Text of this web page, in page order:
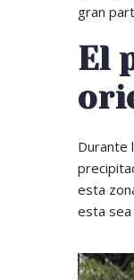
gran
El
Durante
esta
esta sea